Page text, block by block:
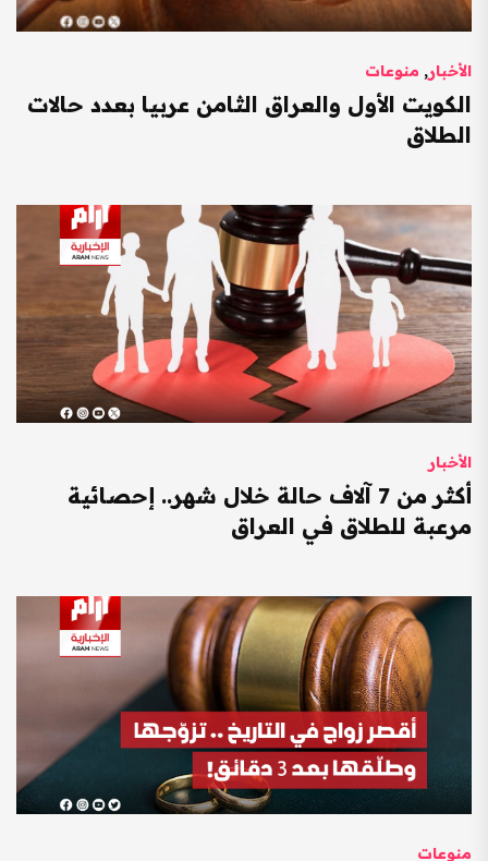
الأخبار, منوعات
الكويت الأول والعراق الثامن عربيا بعدد حالات
الطلاق
الأخبار
أكثر من 7 آلاف حالة خلال شهر.. إحصائية
مرعبة للطلاق في العراق
منوعات